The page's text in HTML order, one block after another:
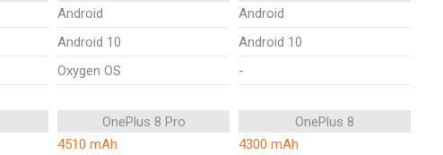
Android
Android
Android 10
Android 10
Oxygen OS -
OnePlus 8 Pro
OnePlus 8
4510 mAh
4300 mAh